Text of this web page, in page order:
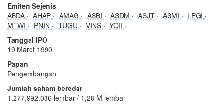
Emiten Sejenis
ABDA
AHAP AMAG ASBI ASDM ASJT ASMI
LPGI
MTWI
PNIN TUGU VINS
YOII
Tanggal IPO
19 Maret 1990
Papan
Pengembangan
Jumlah saham beredar
1.277.992.036 lembar / 1,28 M lembar